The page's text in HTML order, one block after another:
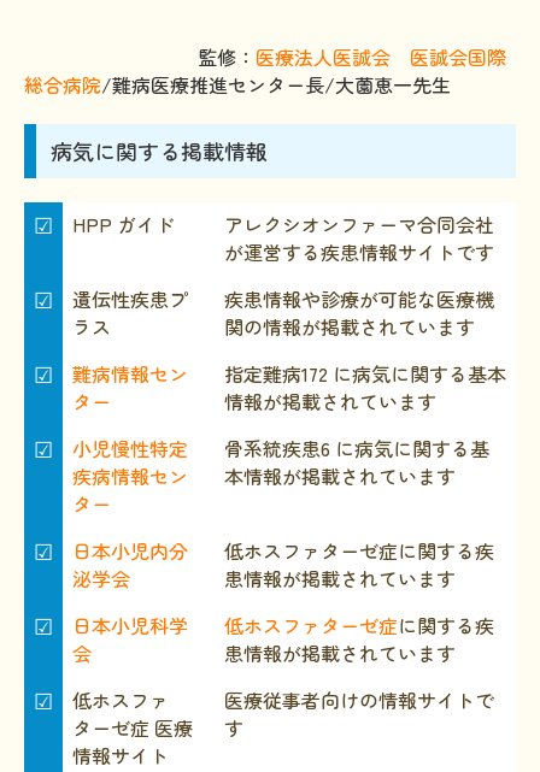
監修： 医療法人医誠会 医誠会国際
総合病院/難病医療推進センター長/大薗恵一先生
病気に関する掲載情報
☑ HPP ガイド
アレクシオンファーマ合同会社
が運営する疾患情報サイトです
☑
遺伝性疾患プ
ラス
疾患情報や診療が可能な医療機
関の情報が掲載されています
☑
難病情報セン
ター
指定難病172 に病気に関する基本
情報が掲載されています
☑
小児慢性特定
疾病情報セン
ター
骨系統疾患6 に病気に関する基
本情報が掲載されています
☑
日本小児内分
泌学会
低ホスファターゼ症に関する疾
患情報が掲載されています
☑
日本小児科学
会
低ホスファターゼ症に関する疾
患情報が掲載されています
☑
低ホスファ
ターゼ症 医療
情報サイト
医療従事者向けの情報サイトで
す